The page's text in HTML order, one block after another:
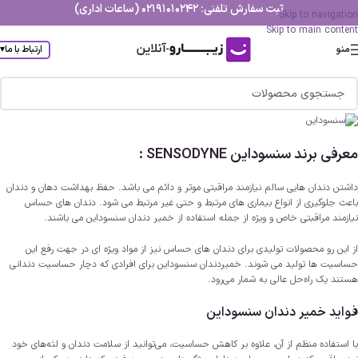
Skip to navigation
Skip to main content
ثبت سفارش تلفنی: 02191010242 (ساعات اداری)
منو ارتباط با ما▾
معرفی برند سنسوداین SENSODYNE :
داشتن دندان هایی سالم نیازمند مراقبتی موثر و دائم می باشد. حفظ بهداشت دهان و دندان
باعث جلوگیری از انواع بیماری های مرتبط و حتی غیر مرتبط می شود. دندان های حساس
نیازمند مراقبتی خاص و ویژه از جمله استفاده از خمیر دندان سنسوداین می باشند.
از این رو محصولات تولیدی برای دندان های حساس نیز از مواد ویژه ای در جهت رفع این
حساسیت ها تولید می شوند. خمیردندان سنسوداین برای افرادی که دچار حساسیت دندانی
هستند یک راه‌حل عالی به شمار می‌رود.
فواید خمیر دندان سنسوداین
با استفاده منظم از آن، علاوه بر کاهش حساسیت، می‌توانید از سلامت دندان و لثه‌های خود